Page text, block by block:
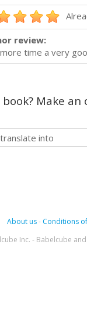
review:
time a very
Make
About us- Conditions
Inc. - Babelcube